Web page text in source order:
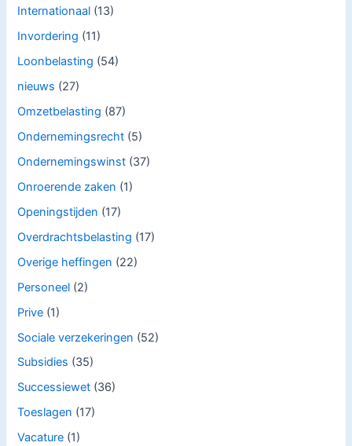
Internationaal (13)
Invordering (11)
Loonbelasting (54)
nieuws (27)
Omzetbelasting (87)
Ondernemingsrecht (5)
Ondernemingswinst (37)
Onroerende zaken (1)
Openingstijden (17)
Overdrachtsbelasting (17)
Overige heffingen (22)
Personeel (2)
Prive (1)
Sociale verzekeringen (52)
Subsidies (35)
Successiewet (36)
Toeslagen (17)
Vacature (1)